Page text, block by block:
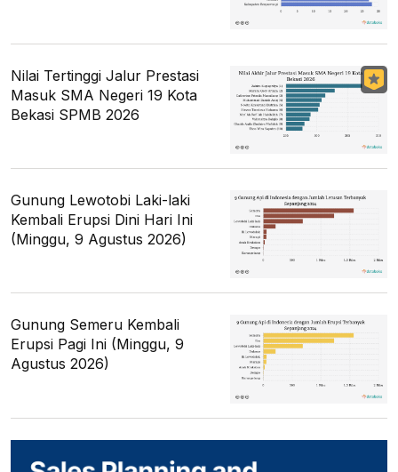
Nilai Tertinggi Jalur Prestasi
Masuk SMA Negeri 19 Kota
Bekasi SPMB 2026
Gunung Lewotobi Laki-laki
Kembali Erupsi Dini Hari Ini
(Minggu, 9 Agustus 2026)
Gunung Semeru Kembali
Erupsi Pagi Ini (Minggu, 9
Agustus 2026)